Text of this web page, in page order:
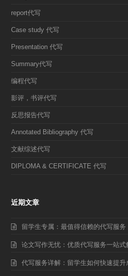
report代写
Case study 代写
Presentation 代写
Summary代写
编程代写
影评，书评代写
反思报告代写
Annotated Bibliography 代写
文献综述代写
DIPLOMA & CERTIFICATE 代写
近期文章
留学生专属：最值得信赖的代写服务
论文写作无忧：优质代写服务一站式
代写服务详解：留学生如何快速提升